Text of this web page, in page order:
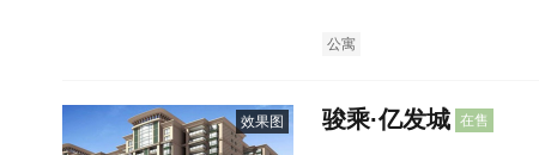
公寓
效果图 骏乘·亿发城 在售